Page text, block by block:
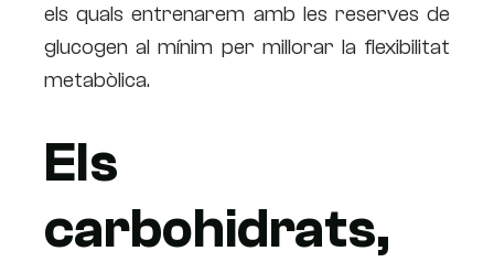
els quals entrenarem amb les reserves de
glucogen al mínim per millorar la flexibilitat
metabòlica.
Els
carbohidrats,